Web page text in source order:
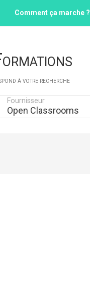
Comment ça marche ?
à votre recherche
Fournisseur
Open Classrooms